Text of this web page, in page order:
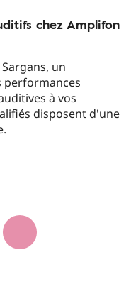
chez Amplifon
un
performances
à vos
disposent d'une